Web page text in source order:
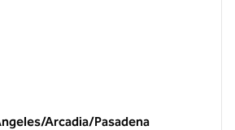
Arcadia/Pasadena